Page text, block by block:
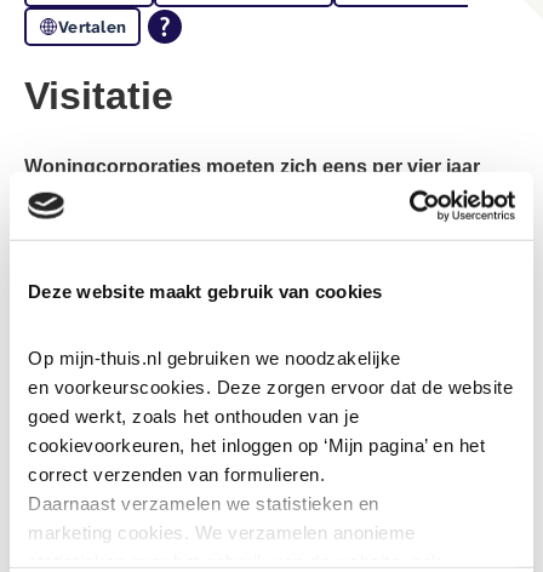
Deze website maakt gebruik van cookies
Op mijn-thuis.nl gebruiken we noodzakelijke
en voorkeurscookies. Deze zorgen ervoor dat de website
goed werkt, zoals het onthouden van je
cookievoorkeuren, het inloggen op ‘Mijn pagina’ en het
correct verzenden van formulieren.
Daarnaast verzamelen we statistieken en
marketing cookies. We verzamelen anonieme
Vertalen
Visitatie
Woningcorporaties moeten zich eens per vier jaar
laten visiteren. Met de visitatie willen wij nog beter